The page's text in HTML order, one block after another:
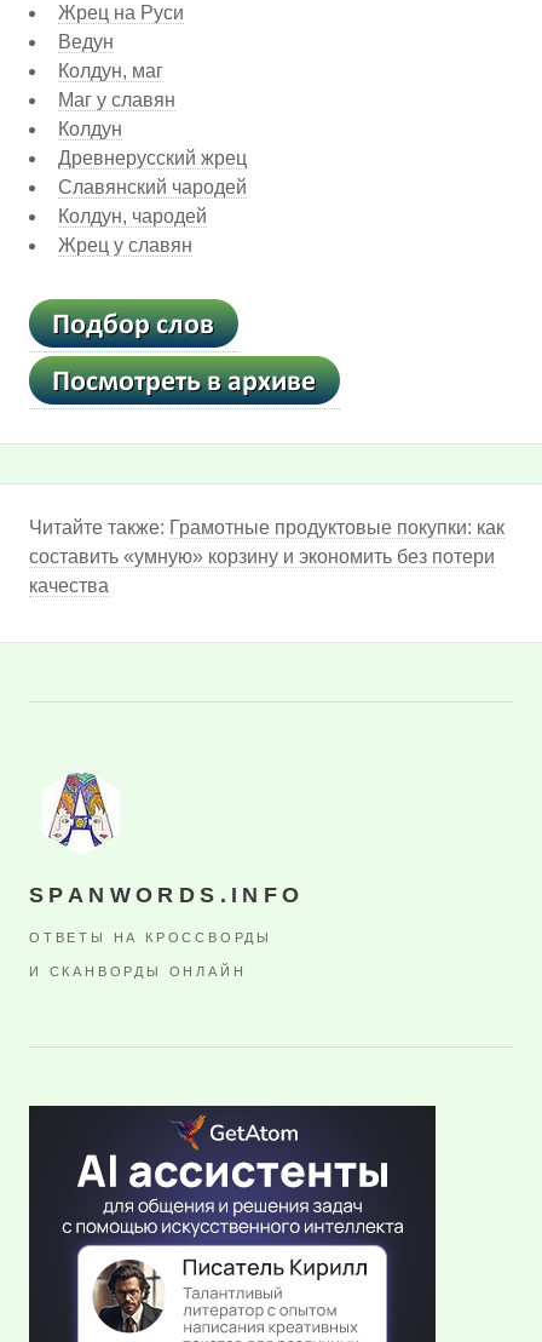
Жрец на Руси
Ведун
Колдун, маг
Маг у славян
Колдун
Древнерусский жрец
Славянский чародей
Колдун, чародей
Жрец у славян
Читайте также: Грамотные продуктовые покупки: как
составить «умную» корзину и экономить без потери
качества
SPANWORDS.INFO
ОТВЕТЫ НА КРОССВОРДЫ
И СКАНВОРДЫ ОНЛАЙН